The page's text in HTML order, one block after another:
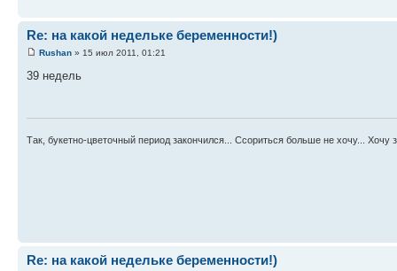
Re: на какой недельке беременности!)
Rushan » 15 июл 2011, 01:21
39 недель
Так, букетно-цветочный период закончился... Ссориться больше не хочу... Хочу
Re: на какой недельке беременности!)